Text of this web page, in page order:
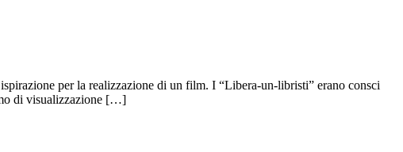
per la realizzazione di un film. I “Libera-un-libristi” erano consci
di visualizzazione […]